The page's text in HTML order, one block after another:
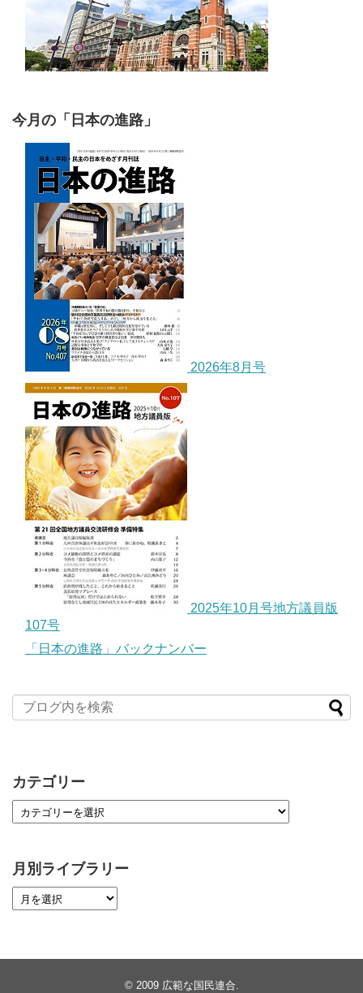
今月の「日本の進路」
2026年8月号
2025年10月号地方議員版
107号
「日本の進路」バックナンバー
カテゴリー
月別ライブラリー
© 2009 広範な国民連合